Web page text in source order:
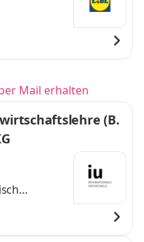
Mail erhalten
(B.